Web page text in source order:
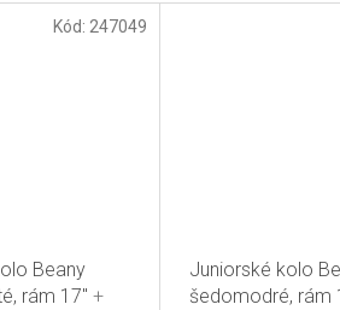
Beany
rám 17" +
Kód: 247049
Juniorské kolo
šedomodré, rám